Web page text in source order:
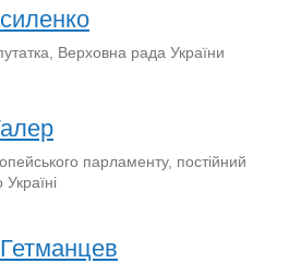
Верховна рада України
парламенту, постійний